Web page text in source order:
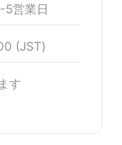
営業日
(JST)
す